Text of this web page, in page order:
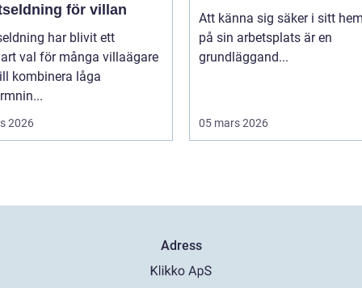
för villan
har blivit ett
val för många villaägare
kombinera låga
2026
Att känna sig säker i sitt
på sin arbetsplats är en
grundläggand...
05 mars 2026
Adress